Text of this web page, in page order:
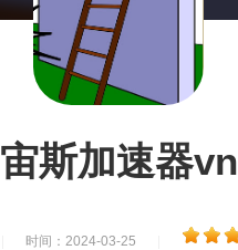
宙斯加速器vn
时间：2024-03-25